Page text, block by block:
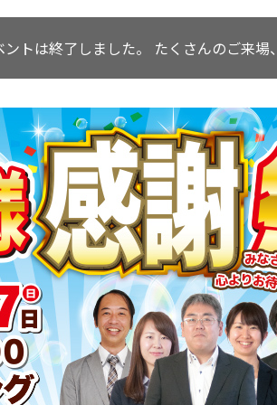
トは終了しました。 たくさんのご来